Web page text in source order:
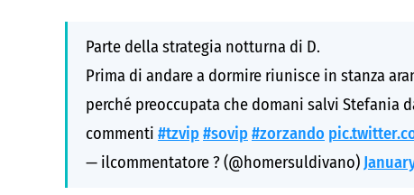
Parte della strategia notturna di D.
Prima di andare a dormire riunisce in stanza
perché preoccupata che domani salvi Stefania
commenti #tzvip#sovip#zorzando
— ilcommentatore ? (@homersuldivano)